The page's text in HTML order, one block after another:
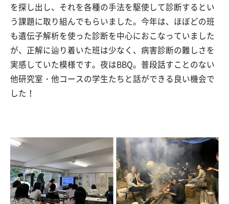
を探し出し、それを各種の手法を駆使して診断するとい
う課題に取り組んでもらいました。今年は、ほぼどの班
も遺伝子解析を使った診断を中心におこなっていました
が、正解に辿り着いた班は少なく、病害診断の難しさを
実感していた模様です。夜はBBQ。普段話すことのない
他研究室・他コースの学生たちと話ができる良い機会で
した！